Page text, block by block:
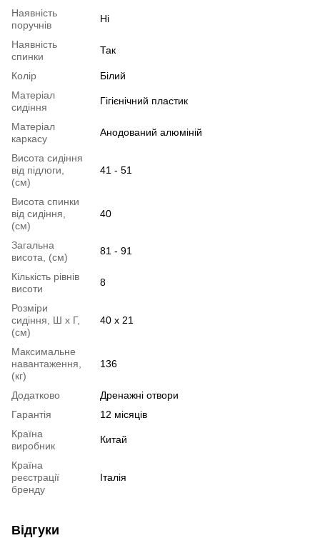
Наявність
поручнів
Ні
Наявність
спинки
Так
Колір
Білий
Матеріал
сидіння
Гігієнічний пластик
Матеріал
каркасу
Анодований алюміній
Висота сидіння
від підлоги,
(см)
41 - 51
Висота спинки
від сидіння,
(см)
40
Загальна
висота, (см)
81 - 91
Кількість рівнів
висоти
8
Розміри
сидіння, Ш х Г,
(см)
40 х 21
Максимальне
навантаження,
(кг)
136
Додатково
Дренажні отвори
Гарантія
12 місяців
Країна
виробник
Китай
Країна
реєстрації
бренду
Італія
Відгуки